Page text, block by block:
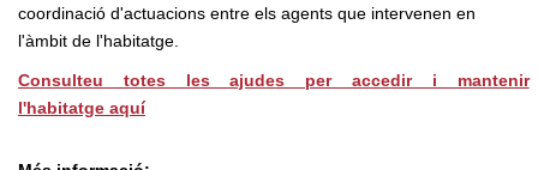
coordinació d'actuacions entre els agents que intervenen en
l'àmbit de l'habitatge.
Consulteu totes les ajudes per accedir i mantenir
l'habitatge aquí